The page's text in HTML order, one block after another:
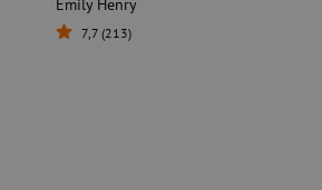
Emily Henry
7,7 (213)